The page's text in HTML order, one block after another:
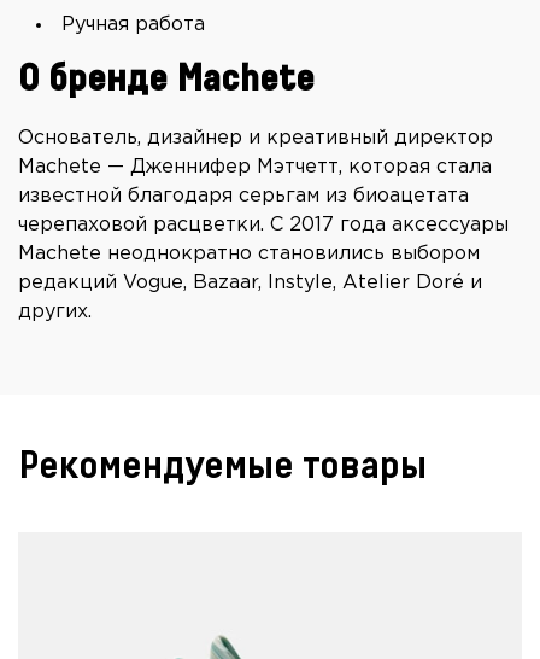
Ручная работа
О бренде Machete
Основатель, дизайнер и креативный директор
Machete — Дженнифер Мэтчетт, которая стала
известной благодаря серьгам из биоацетата
черепаховой расцветки. С 2017 года аксессуары
Machete неоднократно становились выбором
редакций Vogue, Bazaar, Instyle, Atelier Doré и
других.
Рекомендуемые товары